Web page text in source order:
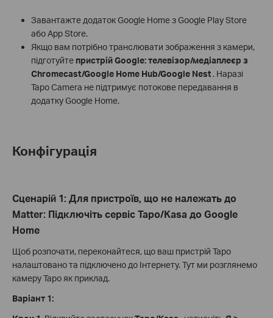
Завантажте додаток Google Home з Google Play Store
або App Store.
Якщо вам потрібно транслювати зображення з камери,
підготуйте пристрій Google: телевізор/медіаплеєр з
Chromecast/Google Home Hub/Google Nest. Наразі
Tapo Camera не підтримує потокове передавання в
додатку Google Home.
Конфігурація
Сценарій 1: Для пристроїв, що не належать до
Matter: Підключіть сервіс Tapo/Kasa до Google
Home
Щоб розпочати, переконайтеся, що ваш пристрій Tapo
налаштовано та підключено до Інтернету. Тут ми розглянемо
камеру Tapo як приклад.
Варіант 1: